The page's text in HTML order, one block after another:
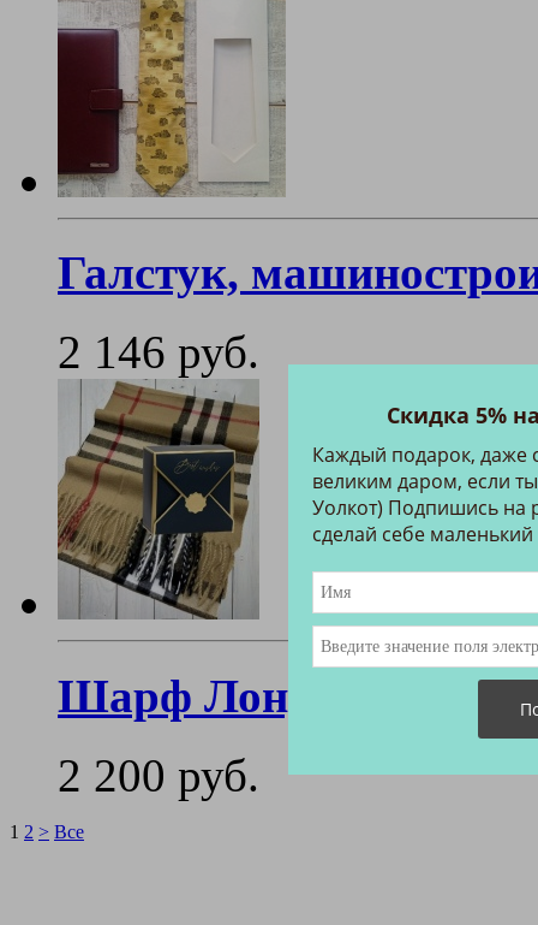
Галстук,
2 146 руб.
Шарф Лондон
2 200 руб.
1 2 > Все
Скидка 5%
Каждый подарок, даже
великим даром, если
Уолкот) Подпишись на
сделай себе